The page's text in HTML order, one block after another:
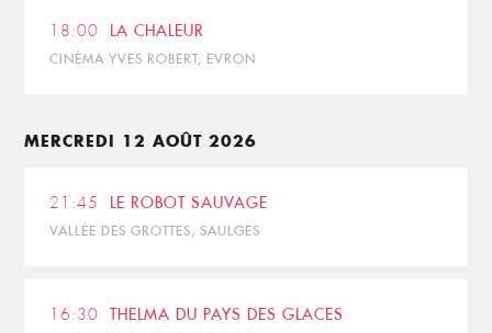
18:00 LA CHALEUR
CINÉMA YVES ROBERT, EVRON
MERCREDI 12 AOÛT 2026
21:45 LE ROBOT SAUVAGE
VALLÉE DES GROTTES, SAULGES
16:30 THELMA DU PAYS DES GLACES